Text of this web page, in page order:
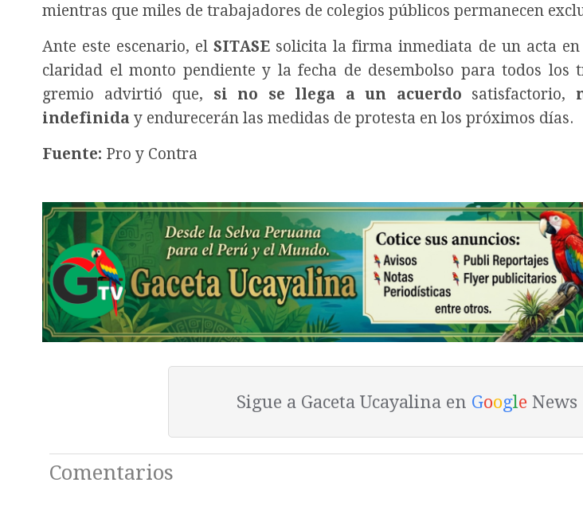
mientras que miles de trabajadores de colegios públicos permanecen
Ante este escenario, elSITASE solicita la firma inmediata de un acta en
claridad el monto pendiente y la fecha de desembolso para todos los
gremio advirtió que, si no se llega a un acuerdo satisfactorio,
indefinida y endurecerán las medidas de protesta en los próximos días.
Fuente: Pro y Contra
Sigue a Gaceta Ucayalina en GoogleNews
Comentarios